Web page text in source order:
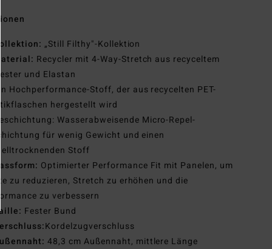
„Still Filthy"-Kollektion
Recycler mit 4-Way-Stretch aus recyceltem
und Elastan
Hochperformance-Stoff, der aus recycelten PET-
hergestellt wird
Wasserabweisende Micro-Repel-
für wenig Gewicht und einen
Stoff
Optimierter Performance Fit mit Panelen, um
zu reduzieren, Stretch zu erhöhen und die
zu verbessern
Fester Bund
Kordelzugverschluss
48,3 cm Außennaht, mittlere Länge